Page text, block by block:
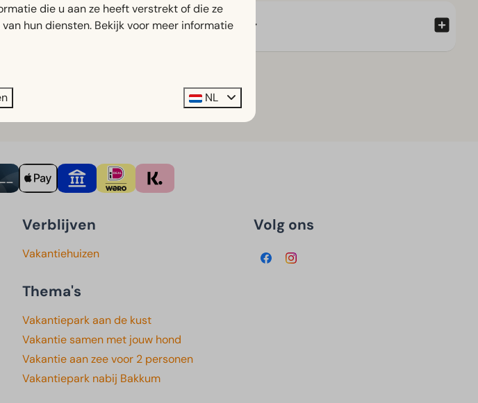
Snackbar
Verblijven
Vakantiehuizen
Thema's
Vakantiepark aan de kust
Vakantie samen met jouw hond
Vakantie aan zee voor 2 personen
Vakantiepark nabij Bakkum
Volg ons
die u aan ze heeft verstrekt of die ze
hun diensten. Bekijk voor meer informatie
NL